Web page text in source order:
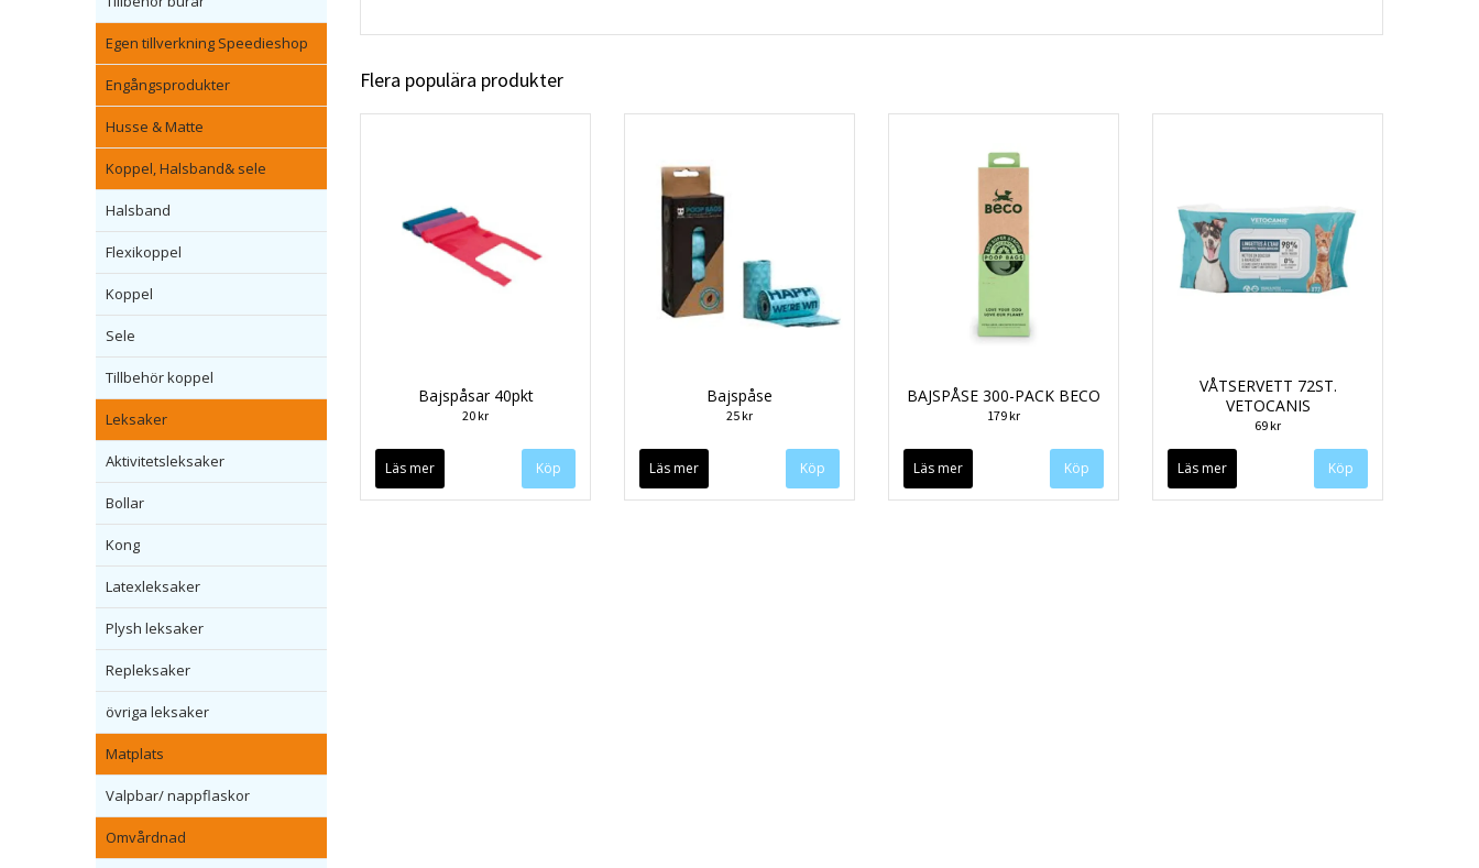
Egen tillverkning Speedieshop
Engångsprodukter
Husse & Matte
Koppel, Halsband& sele
Halsband
Flexikoppel
Koppel
Sele
Tillbehör koppel
Leksaker
Aktivitetsleksaker
Bollar
Kong
Latexleksaker
Plysh leksaker
Repleksaker
övriga leksaker
Matplats
Valpbar/ nappflaskor
Omvårdnad
Flera populära produkter
Bajspåsar 40pkt
20 kr
Läs mer
Bajspåse
25 kr
Läs mer
BAJSPÅSE 300-PACK BECO
179 kr
Läs mer
VÅTSERVETT 72ST.
VETOCANIS
69 kr
Läs mer